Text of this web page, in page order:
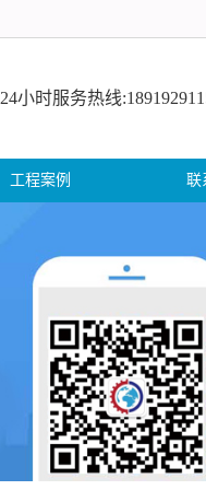
24小时服务热线
工程案例 联